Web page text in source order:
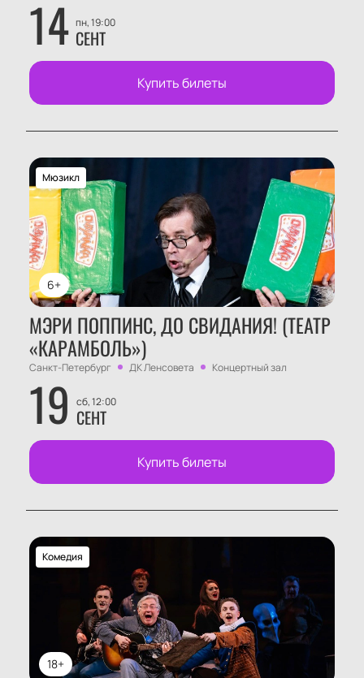
14 пн, 19:00
СЕНТ
Купить билеты
6+
Мюзикл
МЭРИ ПОППИНС, ДО СВИДАНИЯ! (ТЕАТР
«КАРАМБОЛЬ»)
Санкт-Петербург ДК Ленсовета Концертный зал
19 сб, 12:00
СЕНТ
Купить билеты
18+
Комедия